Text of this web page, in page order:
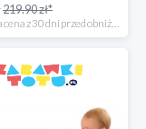
219.90 zł*